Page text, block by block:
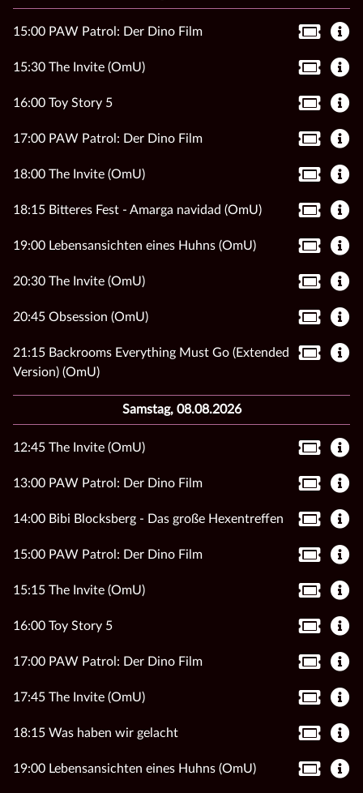
15:00 PAW Patrol: Der Dino Film
15:30 The Invite (OmU)
16:00 Toy Story 5
17:00 PAW Patrol: Der Dino Film
18:00 The Invite (OmU)
18:15 Bitteres Fest - Amarga navidad (OmU)
19:00 Lebensansichten eines Huhns (OmU)
20:30 The Invite (OmU)
20:45 Obsession (OmU)
21:15 Backrooms Everything Must Go (Extended
Version) (OmU)
Samstag, 08.08.2026
12:45 The Invite (OmU)
13:00 PAW Patrol: Der Dino Film
14:00 Bibi Blocksberg - Das große Hexentreffen
15:00 PAW Patrol: Der Dino Film
15:15 The Invite (OmU)
16:00 Toy Story 5
17:00 PAW Patrol: Der Dino Film
17:45 The Invite (OmU)
18:15 Was haben wir gelacht
19:00 Lebensansichten eines Huhns (OmU)